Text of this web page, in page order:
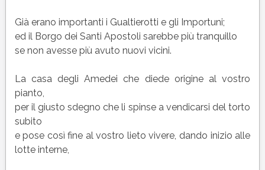
Già erano importanti i Gualtierotti e gli Importuni;
ed il Borgo dei Santi Apostoli sarebbe più tranquillo
se non avesse più avuto nuovi vicini.
La casa degli Amedei che diede origine al vostro
pianto,
per il giusto sdegno che li spinse a vendicarsi del torto
subito
e pose così fine al vostro lieto vivere, dando inizio alle
lotte interne,